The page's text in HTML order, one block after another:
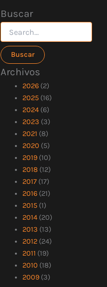
Buscar
Buscar
por:
Archivos
2026(2)
2025(16)
2024(6)
2023 (3)
2021 (8)
2020 (5)
2019(10)
2018 (12)
2017(17)
2016(21)
2015(1)
2014(20)
2013 (13)
2012(24)
2011 (19)
2010 (18)
2009(3)